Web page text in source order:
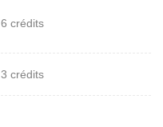
6 crédits
3 crédits